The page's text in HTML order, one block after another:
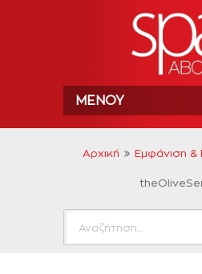
ΜΕΝΟΎ
Αρχική Εμφάνιση &